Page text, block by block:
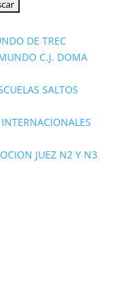
DE TREC
C.J. DOMA
SALTOS
JUEZ N2 Y N3